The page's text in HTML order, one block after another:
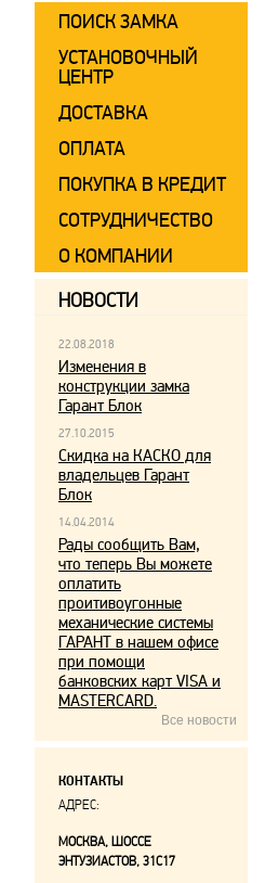
ПОИСК ЗАМКА
УСТАНОВОЧНЫЙ
ЦЕНТР
ДОСТАВКА
ОПЛАТА
ПОКУПКА В КРЕДИТ
СОТРУДНИЧЕСТВО
О КОМПАНИИ
НОВОСТИ
22.08.2018
Изменения в
конструкции замка
Гарант Блок
27.10.2015
Скидка на КАСКО для
владельцев Гарант
Блок
14.04.2014
Рады сообщить Вам,
что теперь Вы можете
оплатить
проитивоугонные
механические системы
ГАРАНТ в нашем офисе
при помощи
банковских карт VISA и
MASTERCARD.
Все новости
КОНТАКТЫ
АДРЕС:
МОСКВА, ШОССЕ
ЭНТУЗИАСТОВ, 31С17